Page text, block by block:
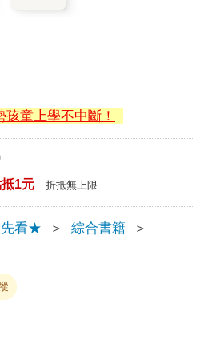
童上學不中斷！
1元 折抵無上限
先看★ ＞ 綜合書籍 ＞